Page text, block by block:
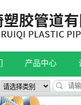
产品中心
波纹管系列